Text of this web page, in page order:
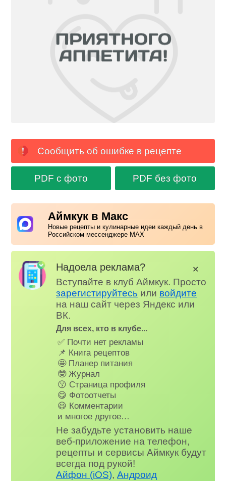
Сообщить об ошибке в рецепте
PDF с фото PDF без фото
Аймкук в Макс
Новые рецепты и кулинарные идеи каждый день в
Российском мессенджере MAX
Надоела реклама?
Вступайте в клуб Аймкук. Просто
зарегистируйтесь или войдите
на наш сайт через Яндекс или
ВК.
Для всех, кто в клубе...
✅ Почти нет рекламы
📌 Книга рецептов
🤩 Планер питания
🤓 Журнал
😗 Страница профиля
😋 Фотоотчеты
😃 Комментарии
и многое другое…
Не забудьте установить наше
веб-приложение на телефон,
рецепты и сервисы Аймкук будут
всегда под рукой!
Айфон (iOS),Андроид
✕